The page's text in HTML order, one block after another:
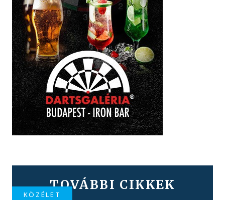
TOVÁBBI CIKKEK
KÖZÉLET